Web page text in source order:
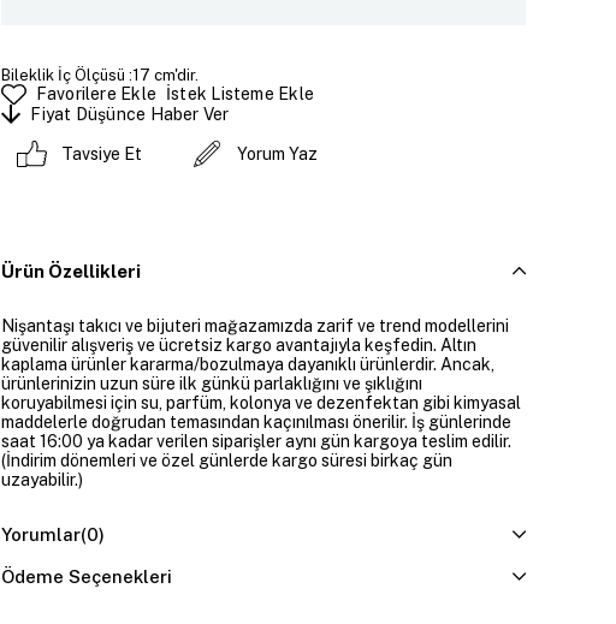
Bileklik İç Ölçüsü :17 cm'dir.
Favorilere Ekle
İstek Listeme Ekle
Fiyat Düşünce Haber Ver
Tavsiye Et Yorum Yaz
Ürün Özellikleri
Nişantaşı takıcı ve bijuteri mağazamızda zarif ve trend modellerini
güvenilir alışveriş ve ücretsiz kargo avantajıyla keşfedin. Altın
kaplama ürünler kararma/bozulmaya dayanıklı ürünlerdir. Ancak,
ürünlerinizin uzun süre ilk günkü parlaklığını ve şıklığını
koruyabilmesi için su, parfüm, kolonya ve dezenfektan gibi kimyasal
maddelerle doğrudan temasından kaçınılması önerilir. İş günlerinde
saat 16:00 ya kadar verilen siparişler aynı gün kargoya teslim edilir.
(İndirim dönemleri ve özel günlerde kargo süresi birkaç gün
uzayabilir.)
Yorumlar(0)
Ödeme Seçenekleri